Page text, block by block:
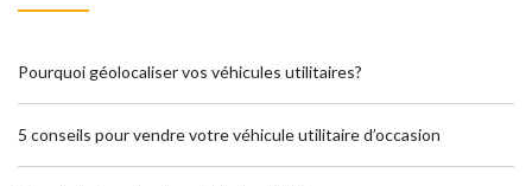
Pourquoi géolocaliser vos véhicules utilitaires?
5 conseils pour vendre votre véhicule utilitaire d’occasion